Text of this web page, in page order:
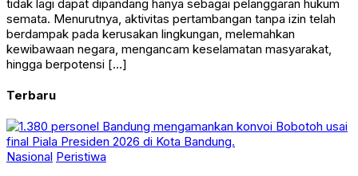
tidak lagi dapat dipandang hanya sebagai pelanggaran hukum
semata. Menurutnya, aktivitas pertambangan tanpa izin telah
berdampak pada kerusakan lingkungan, melemahkan
kewibawaan negara, mengancam keselamatan masyarakat,
hingga berpotensi […]
Terbaru
Nasional Peristiwa